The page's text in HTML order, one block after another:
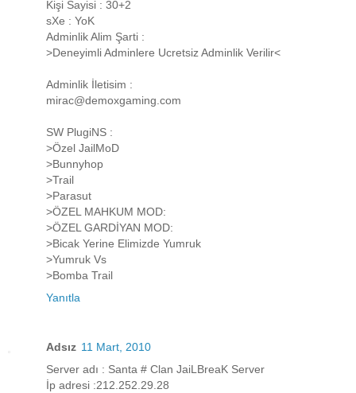
Kişi Sayisi : 30+2
sXe : YoK
Adminlik Alim Şarti :
>Deneyimli Adminlere Ucretsiz Adminlik Verilir<
Adminlik İletisim :
mirac@demoxgaming.com
SW PlugiNS :
>Özel JailMoD
>Bunnyhop
>Trail
>Parasut
>ÖZEL MAHKUM MOD:
>ÖZEL GARDİYAN MOD:
>Bicak Yerine Elimizde Yumruk
>Yumruk Vs
>Bomba Trail
Yanıtla
Adsız 11 Mart, 2010
Server adı : Santa # Clan JaiLBreaK Server
İp adresi :212.252.29.28